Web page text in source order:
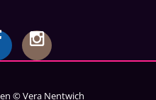
© Vera Nentwich